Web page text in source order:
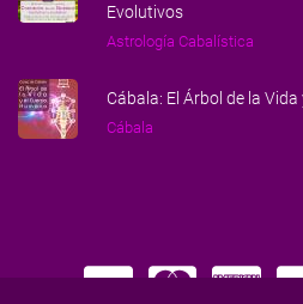
Evolutivos
Astrología Cabalística
Cábala: El Árbol de la
Cábala